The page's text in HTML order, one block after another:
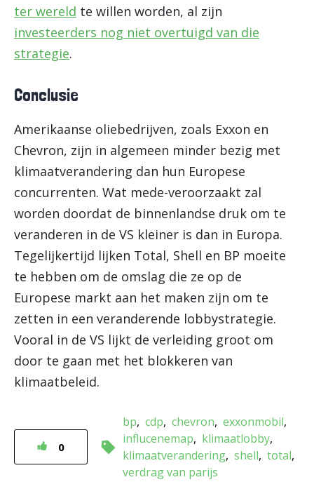
ter wereld te willen worden, al zijn
investeerders nog niet overtuigd van die
strategie.
Conclusie
Amerikaanse oliebedrijven, zoals Exxon en
Chevron, zijn in algemeen minder bezig met
klimaatverandering dan hun Europese
concurrenten. Wat mede-veroorzaakt zal
worden doordat de binnenlandse druk om te
veranderen in de VS kleiner is dan in Europa.
Tegelijkertijd lijken Total, Shell en BP moeite
te hebben om de omslag die ze op de
Europese markt aan het maken zijn om te
zetten in een veranderende lobbystrategie.
Vooral in de VS lijkt de verleiding groot om
door te gaan met het blokkeren van
klimaatbeleid.
0
bp cdp chevron exxonmobil
influcenemap
klimaatlobby
klimaatverandering shell total
verdrag van parijs